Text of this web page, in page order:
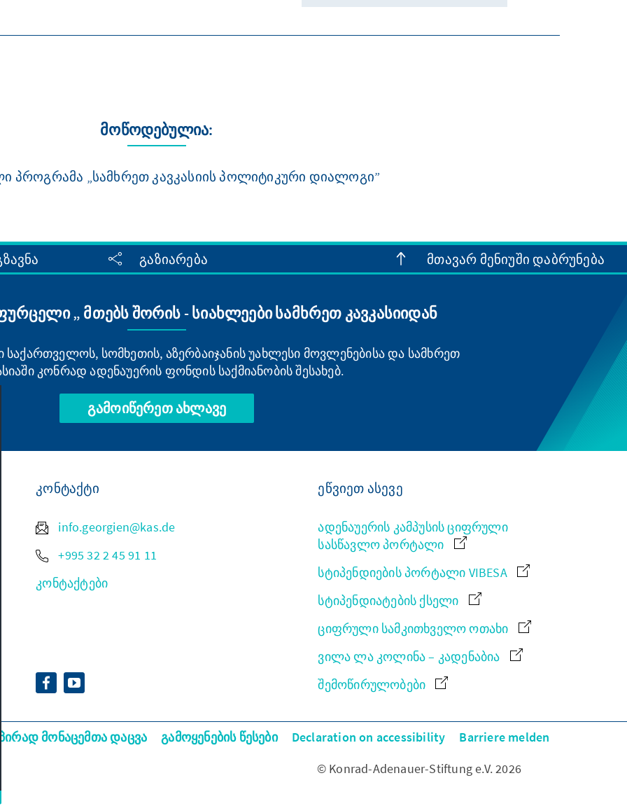
მოწოდებულია:
ᲞᲠᲝᲒᲠᲐᲛᲐ „ᲡᲐᲛᲮᲠᲔᲗ ᲙᲐᲕᲙᲐᲡᲘᲘᲡ ᲞᲝᲚᲘᲢᲘᲙᲣᲠᲘ ᲓᲘᲐᲚᲝᲒᲘ”
გაზიარება მთავარ მენიუში დაბრუნება
„ მთებს შორის - სიახლეები სამხრეთ კავკასიიდან
სომხეთის, აზერბაიჯანის უახლესი მოვლენებისა და სამხრეთ
კონრად ადენაუერის ფონდის საქმიანობის შესახებ.
გამოიწერეთ ახლავე
კონტაქტი
info.georgien@kas.de
+995 32 2 45 91 11
კონტაქტები
ეწვიეთ ასევე
ადენაუერის კამპუსის ციფრული
სასწავლო პორტალი
სტიპენდიების პორტალი VIBESA
სტიპენდიატების ქსელი
ციფრული სამკითხველო ოთახი
ვილა ლა კოლინა – კადენაბია
შემოწირულობები
პირად მონაცემთა დაცვა გამოყენების წესები Declaration on accessibility
Barriere melden
© Konrad-Adenauer-Stiftung e.V. 2026